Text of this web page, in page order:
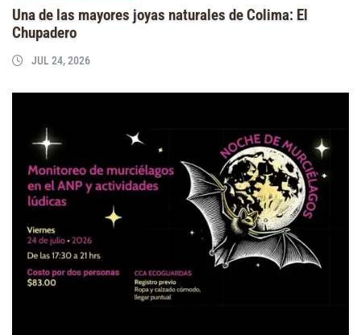
Una de las mayores joyas naturales de Colima: El
Chupadero
JUL 24, 2026